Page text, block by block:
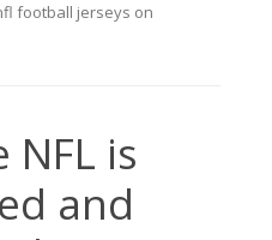
football jerseys on
is
and